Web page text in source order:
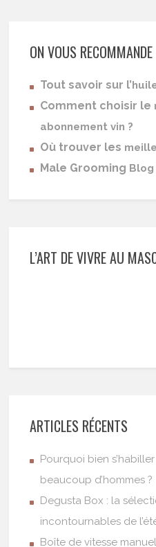
ON VOUS
Tout savoir sur l’
Comment choisir le
abonnement vin ?
Où trouver les
Male Grooming Blog
L’ART DE VIVRE AU
ARTICLES RÉCENTS
Pourquoi bien
beaucoup d’hommes ?
Degusta Box : la
incontournables de
Boîte de vitesse